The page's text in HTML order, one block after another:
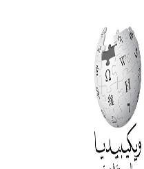
في جروح الرأس. ويعود
والفلسفة.
يتكون في البحر ويتركب
أو شديد الحمرة وهو
الش